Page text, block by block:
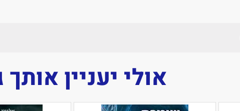
אולי יעניין אותך